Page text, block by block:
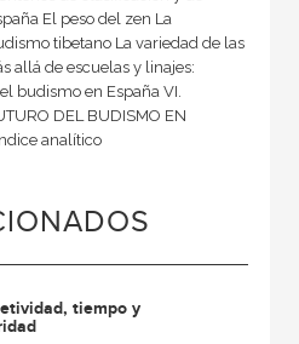
El peso del zen La
tibetano La variedad de las
allá de escuelas y linajes:
budismo en España VI.
DEL BUDISMO EN
analítico
tiempo y